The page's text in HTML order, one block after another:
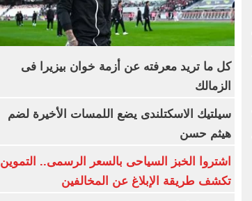
كل ما تريد معرفته عن أزمة خوان بيزيرا فى
الزمالك
سيلتيك الاسكتلندى يضع اللمسات الأخيرة لضم
هيثم حسن
اشتروا الخبز السياحى بالسعر الرسمى.. التموين
تكشف طريقة الإبلاغ عن المخالفين